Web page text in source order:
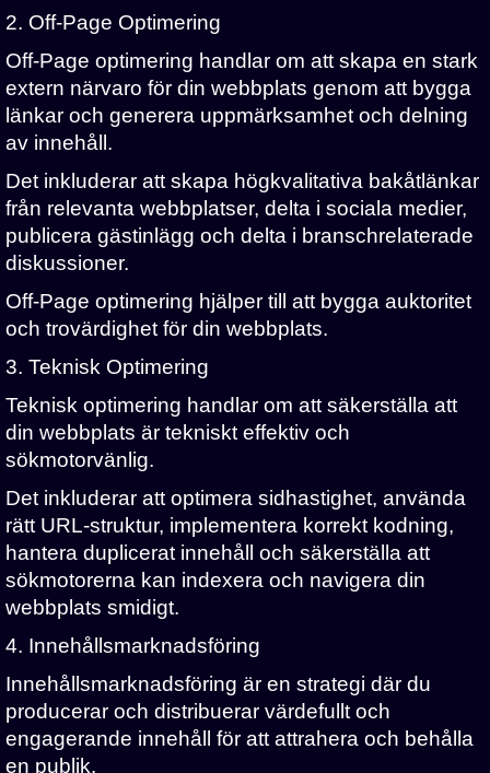
2. Off-Page Optimering
Off-Page optimering handlar om att skapa en stark
extern närvaro för din webbplats genom att bygga
länkar och generera uppmärksamhet och delning
av innehåll.
Det inkluderar att skapa högkvalitativa bakåtlänkar
från relevanta webbplatser, delta i sociala medier,
publicera gästinlägg och delta i branschrelaterade
diskussioner.
Off-Page optimering hjälper till att bygga auktoritet
och trovärdighet för din webbplats.
3. Teknisk Optimering
Teknisk optimering handlar om att säkerställa att
din webbplats är tekniskt effektiv och
sökmotorvänlig.
Det inkluderar att optimera sidhastighet, använda
rätt URL-struktur, implementera korrekt kodning,
hantera duplicerat innehåll och säkerställa att
sökmotorerna kan indexera och navigera din
webbplats smidigt.
4. Innehållsmarknadsföring
Innehållsmarknadsföring är en strategi där du
producerar och distribuerar värdefullt och
engagerande innehåll för att attrahera och behålla
en publik.